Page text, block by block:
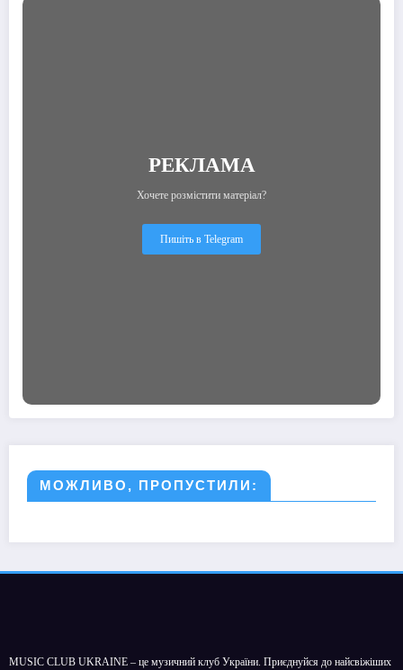
РЕКЛАМА
Хочете розмістити матеріал?
Пишіть в Telegram
МОЖЛИВО, ПРОПУСТИЛИ:
MUSIC CLUB UKRAINE – це музичний клуб України. Приєднуйся до найсвіжіших